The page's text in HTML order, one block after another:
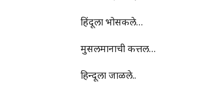
हिंदूला भोसकले…
मुसलमानाची कत्तल…
हिन्दूला जाळले..